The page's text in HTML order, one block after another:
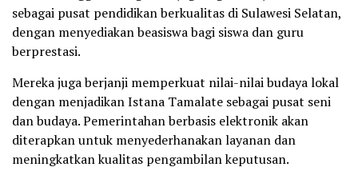
sebagai pusat pendidikan berkualitas di Sulawesi Selatan,
dengan menyediakan beasiswa bagi siswa dan guru
berprestasi.
Mereka juga berjanji memperkuat nilai-nilai budaya lokal
dengan menjadikan Istana Tamalate sebagai pusat seni
dan budaya. Pemerintahan berbasis elektronik akan
diterapkan untuk menyederhanakan layanan dan
meningkatkan kualitas pengambilan keputusan.